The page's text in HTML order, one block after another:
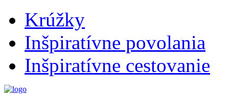
Krúžky
Inšpiratívne povolania
Inšpiratívne cestovanie